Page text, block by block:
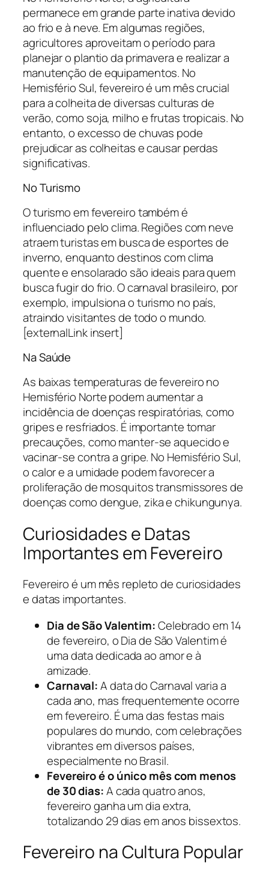
permanece em grande parte inativa devido
ao frio e à neve. Em algumas regiões,
agricultores aproveitam o período para
planejar o plantio da primavera e realizar a
manutenção de equipamentos. No
Hemisfério Sul, fevereiro é um mês crucial
para a colheita de diversas culturas de
verão, como soja, milho e frutas tropicais. No
entanto, o excesso de chuvas pode
prejudicar as colheitas e causar perdas
significativas.
No Turismo
O turismo em fevereiro também é
influenciado pelo clima. Regiões com neve
atraem turistas em busca de esportes de
inverno, enquanto destinos com clima
quente e ensolarado são ideais para quem
busca fugir do frio. O carnaval brasileiro, por
exemplo, impulsiona o turismo no país,
atraindo visitantes de todo o mundo.
[externalLink insert]
Na Saúde
As baixas temperaturas de fevereiro no
Hemisfério Norte podem aumentar a
incidência de doenças respiratórias, como
gripes e resfriados. É importante tomar
precauções, como manter-se aquecido e
vacinar-se contra a gripe. No Hemisfério Sul,
o calor e a umidade podem favorecer a
proliferação de mosquitos transmissores de
doenças como dengue, zika e chikungunya.
Curiosidades e Datas
Importantes em Fevereiro
Fevereiro é um mês repleto de curiosidades
e datas importantes.
Dia de São Valentim:Celebrado em 14
de fevereiro, o Dia de São Valentim é
uma data dedicada ao amor e à
amizade.
Carnaval:A data do Carnaval varia a
cada ano, mas frequentemente ocorre
em fevereiro. É uma das festas mais
populares do mundo, com celebrações
vibrantes em diversos países,
especialmente no Brasil.
Fevereiro é o único mês com menos
de 30 dias:A cada quatro anos,
fevereiro ganha um dia extra,
totalizando 29 dias em anos bissextos.
Fevereiro na Cultura Popular